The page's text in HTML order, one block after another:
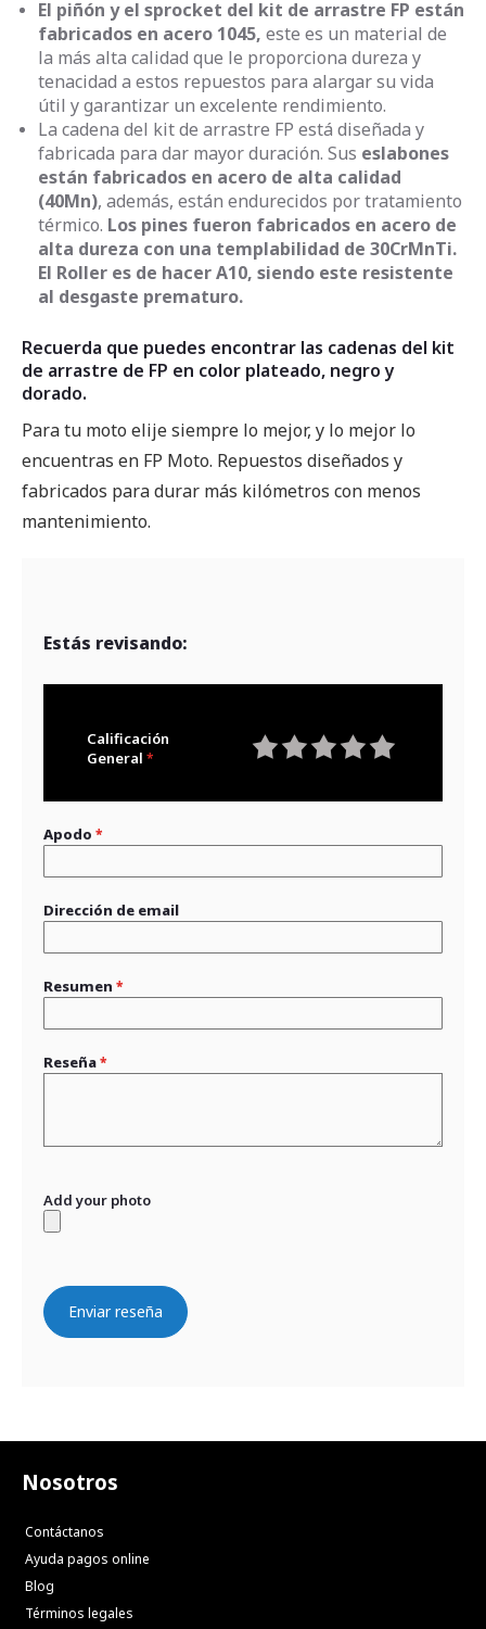
El piñón y el sprocket del kit de arrastre FP están
fabricados en acero 1045, este es un material de
la más alta calidad que le proporciona dureza y
tenacidad a estos repuestos para alargar su vida
útil y garantizar un excelente rendimiento.
La cadena del kit de arrastre FP está diseñada y
fabricada para dar mayor duración. Sus eslabones
están fabricados en acero de alta calidad
(40Mn), además, están endurecidos por tratamiento
térmico. Los pines fueron fabricados en acero de
alta dureza con una templabilidad de 30CrMnTi.
El Roller es de hacer A10, siendo este resistente
al desgaste prematuro.
Recuerda que puedes encontrar las cadenas del kit
de arrastre de FP en color plateado, negro y
dorado.
Para tu moto elije siempre lo mejor, y lo mejor lo
encuentras en FP Moto. Repuestos diseñados y
fabricados para durar más kilómetros con menos
mantenimiento.
Estás revisando:
Calificación
General
Apodo
Dirección de email
Resumen
Reseña
Add your photo
Enviar reseña
Nosotros
Contáctanos
Ayuda pagos online
Blog
Términos legales